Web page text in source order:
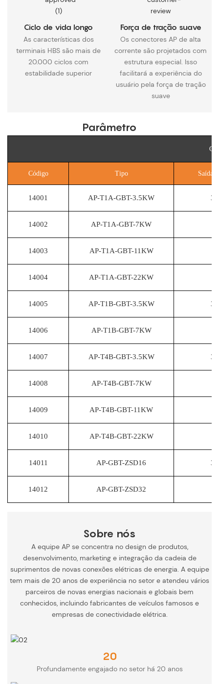
Ciclo de vida longo
As características dos
terminais HBS são mais de
20.000 ciclos com
estabilidade superior
Força de tração suave
Os conectores AP de alta
corrente são projetados com
estrutura especial. Isso
facilitará a experiência do
usuário pela força de tração
suave
Parâmetro
Código Tipo Saída
14001 AP-T1A-GBT-3.5KW 3.5
14002 AP-T1A-GBT-7KW
14003 AP-T1A-GBT-11KW
14004 AP-T1A-GBT-22KW
14005 AP-T1B-GBT-3.5KW 3.5
14006 AP-T1B-GBT-7KW
14007 AP-T4B-GBT-3.5KW 3.5
14008 AP-T4B-GBT-7KW
14009 AP-T4B-GBT-11KW
14010 AP-T4B-GBT-22KW
14011 AP-GBT-ZSD16 3.5
14012 AP-GBT-ZSD32
Sobre nós
A equipe AP se concentra no design de produtos,
desenvolvimento, marketing e integração da cadeia de
suprimentos de novas conexões elétricas de energia. A equipe
tem mais de 20 anos de experiência no setor e atendeu vários
parceiros de novas energias nacionais e globais bem
conhecidos, incluindo fabricantes de veículos famosos e
empresas de conectividade elétrica.
20
Profundamente engajado no setor há 20 anos